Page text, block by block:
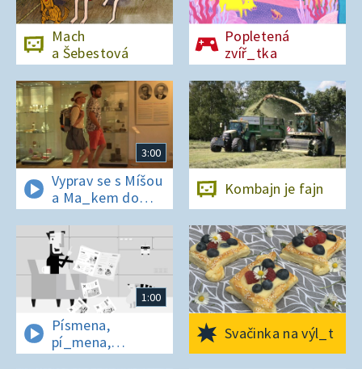
Mach
a Šebestová
Popletená
zvíř_tka
3:00
Vyprav se s Míšou
a Ma_kem do
Dobrovických
muzeí
Kombajn je fajn
1:00
Písmena,
pí_mena,
písmena
Svačinka na výl_t